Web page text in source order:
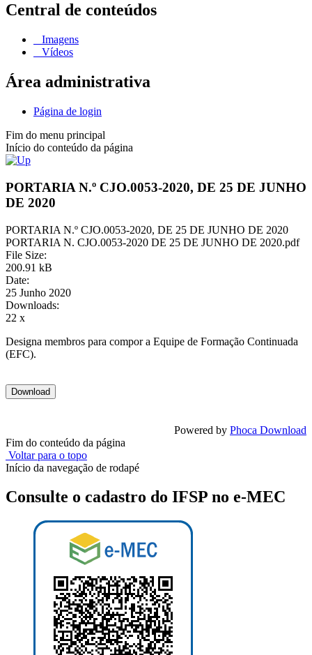
Central de conteúdos
Imagens
Vídeos
Área administrativa
Página de login
Fim do menu principal
Início do conteúdo da página
PORTARIA N.º CJO.0053-2020, DE 25 DE JUNHO
DE 2020
PORTARIA N.º CJO.0053-2020, DE 25 DE JUNHO DE 2020
PORTARIA N. CJO.0053-2020 DE 25 DE JUNHO DE 2020.pdf
File Size:
200.91 kB
Date:
25 Junho 2020
Downloads:
22 x
Designa membros para compor a Equipe de Formação Continuada
(EFC).
Powered by Phoca Download
Fim do conteúdo da página
Voltar para o topo
Início da navegação de rodapé
Consulte o cadastro do IFSP no e-MEC